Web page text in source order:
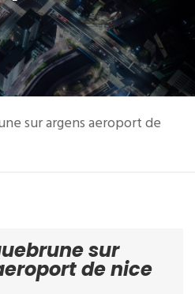
sur argens aeroport de
sur
de nice